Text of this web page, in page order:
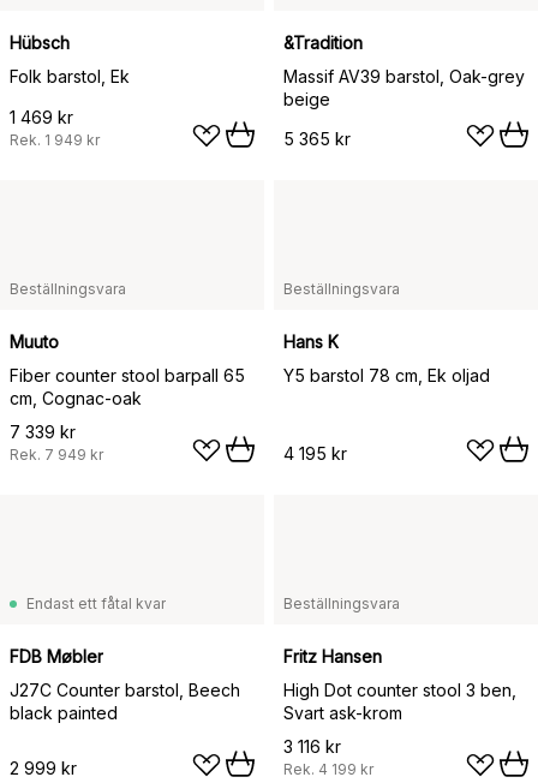
Hübsch
Folk barstol, Ek
1 469 kr
Rek. 1 949 kr
&Tradition
Massif AV39 barstol, Oak-grey
beige
5 365 kr
Beställningsvara
Muuto
Fiber counter stool barpall 65
cm, Cognac-oak
7 339 kr
Rek. 7 949 kr
Beställningsvara
Hans K
Y5 barstol 78 cm, Ek oljad
4 195 kr
Endast ett fåtal kvar
FDB Møbler
J27C Counter barstol, Beech
black painted
2 999 kr
Beställningsvara
Fritz Hansen
High Dot counter stool 3 ben,
Svart ask-krom
3 116 kr
Rek. 4 199 kr